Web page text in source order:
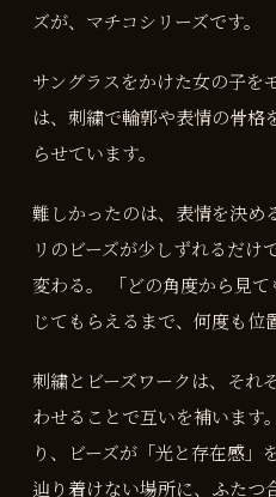
ズが、マチコシリーズです。
サングラスをかけた女の子を
は、刺繍で輪郭や表情の骨格
らせています。
難しかったのは、表情を決め
リのビーズが少しずれるだけ
変わる。 「どの角度から見
じてもらえるまで、何度も位
刺繍とビーズワークは、それ
わせることで互いを補います
り、ビーズが「光と存在感」
辿り着けない場所に、ふたつ